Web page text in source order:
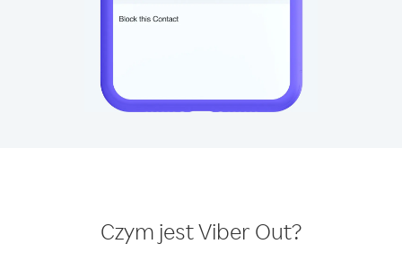
Czym jest Viber Out?